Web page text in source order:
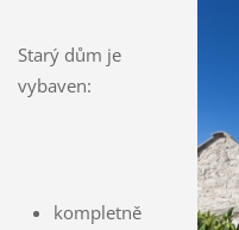
Starý dům je
vybaven:
kompletně